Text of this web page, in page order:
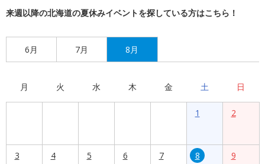
来週以降の北海道の夏休みイベントを探している方はこちら！
6月 7月 8月
月 火 水 木 金 土 日
1 2
3 4 5 6 7 8 9